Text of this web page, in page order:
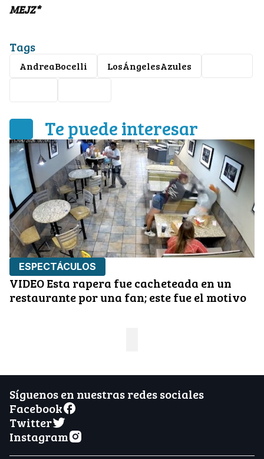
MEJZ*
Tags
AndreaBocelli LosÁngelesAzules
Te puede interesar
ESPECTÁCULOS
VIDEO Esta rapera fue cacheteada en un
restaurante por una fan; este fue el motivo
Síguenos en nuestras redes sociales
Facebook
Twitter
Instagram